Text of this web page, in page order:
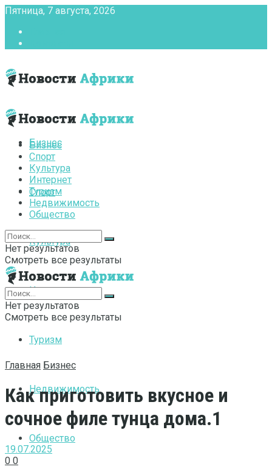
Пятница, 7 августа, 2026
Бизнес
Спорт
Культура
Интернет
Туризм
Недвижимость
Общество
Бизнес
Спорт
Культура
Интернет
Туризм
Недвижимость
Общество
Нет результатов
Смотреть все результаты
Нет результатов
Смотреть все результаты
Главная Бизнес
Как приготовить вкусное и
сочное филе тунца дома.1
19.07.2025
0 0